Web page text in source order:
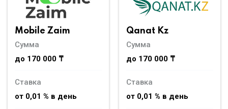
Mobile Zaim
Сумма
до 170 000 ₸
Ставка
от 0,01 % в день
Qanat Kz
Сумма
до 170 000 ₸
Ставка
от 0,01 % в день